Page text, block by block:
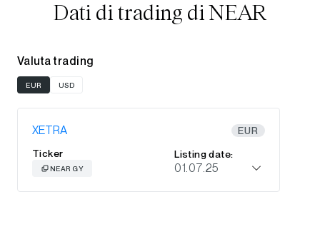
Dati di trading di NEAR
Valuta trading
EUR USD
XETRA
EUR
Ticker
NEAR GY
Listing date:
01.07.25